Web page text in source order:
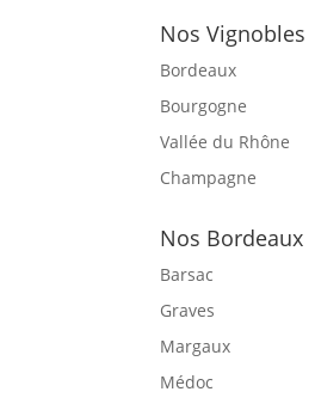
Nos Vignobles
Bordeaux
Bourgogne
Vallée du Rhône
Champagne
Nos Bordeaux
Barsac
Graves
Margaux
Médoc